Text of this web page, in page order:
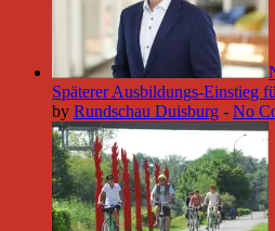
Späterer Ausbildungs-Einstieg
by Rundschau Duisburg - No